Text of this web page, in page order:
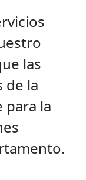
las
de la
para la